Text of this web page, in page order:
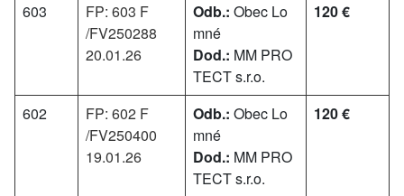
603
FP: 603 F
/FV250288
20.01.26
Odb.: Obec Lo
mné
Dod.: MM PRO
TECT s.r.o.
120 €
602
FP: 602 F
/FV250400
19.01.26
Odb.: Obec Lo
mné
Dod.: MM PRO
TECT s.r.o.
120 €